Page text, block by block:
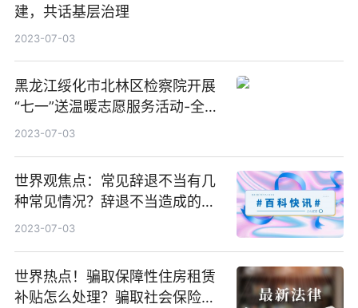
建，共话基层治理
2023-07-03
黑龙江绥化市北林区检察院开展
“七一”送温暖志愿服务活动-全球
播报
2023-07-03
世界观焦点：常见辞退不当有几
种常见情况？辞退不当造成的后
果有哪些？
2023-07-03
世界热点！骗取保障性住房租赁
补贴怎么处理？骗取社会保险补